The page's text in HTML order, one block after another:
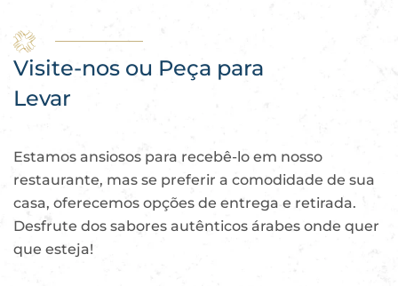
Visite-nos ou Peça para
Levar
Estamos ansiosos para recebê-lo em nosso
restaurante, mas se preferir a comodidade de sua
casa, oferecemos opções de entrega e retirada.
Desfrute dos sabores autênticos árabes onde quer
que esteja!